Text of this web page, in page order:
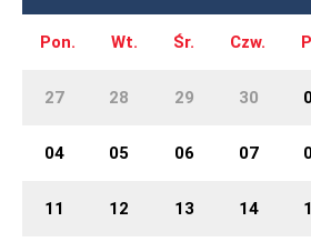
Pon. Wt. Śr. Czw.
27 28 29 30
04 05 06 07
11 12 13 14